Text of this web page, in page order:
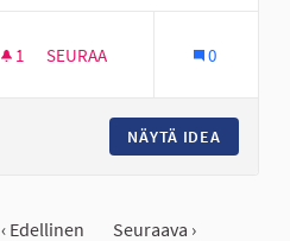
1 1 SEURAAJA
SEURAA 0
NÄYTÄ IDEA
‹ Edellinen Seuraava ›